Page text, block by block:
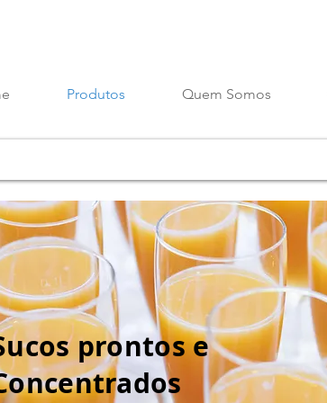
Produtos Quem Somos
prontos e